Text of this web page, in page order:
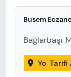
Busem
Bağlarbaşı
Yol Tarifi